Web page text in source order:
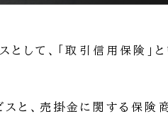
として、「取引信用保険」と
スと、売掛金に関する保険